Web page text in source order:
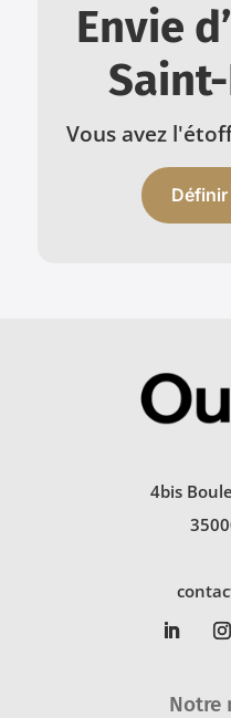
Envie
Vous avez
4bis
Notre